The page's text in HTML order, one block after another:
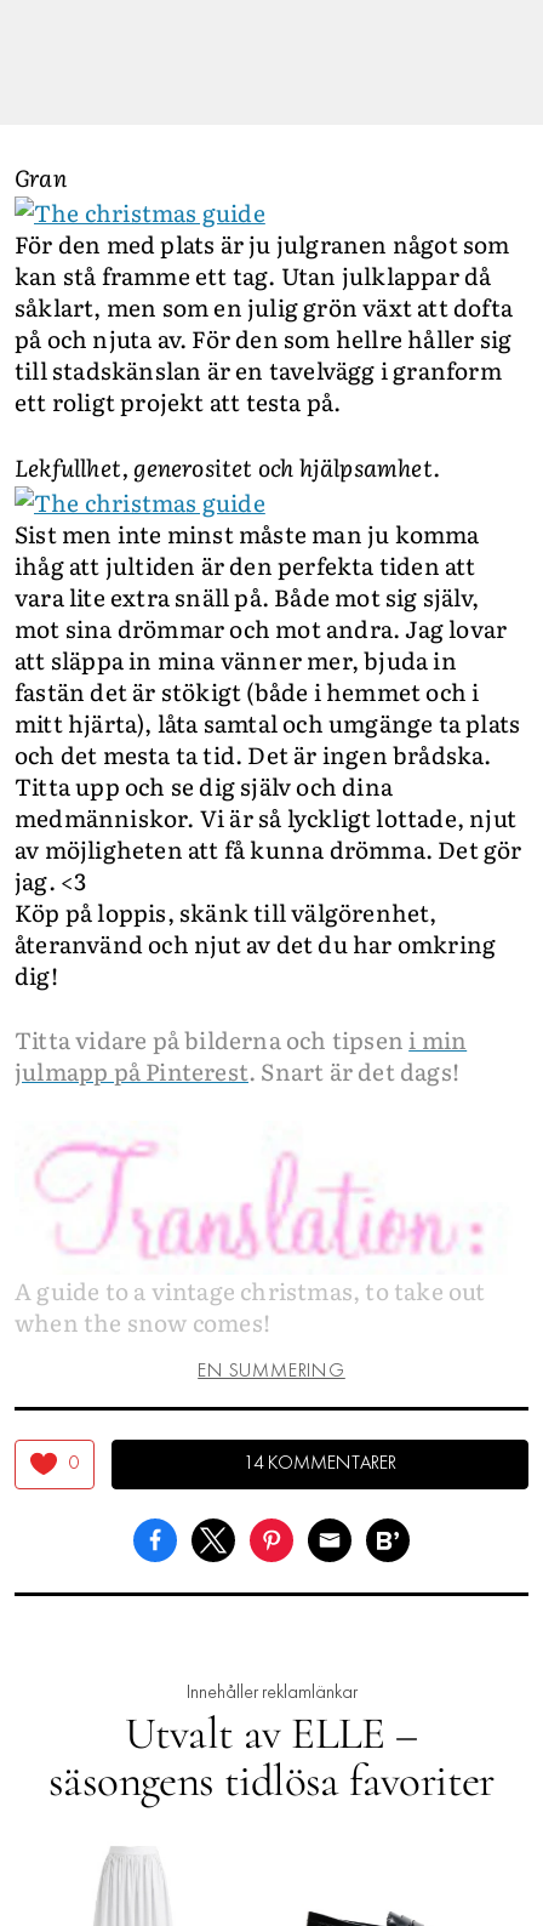
Gran
För den med plats är ju julgranen något som
kan stå framme ett tag. Utan julklappar då
såklart, men som en julig grön växt att dofta
på och njuta av. För den som hellre håller sig
till stadskänslan är en tavelvägg i granform
ett roligt projekt att testa på.
Lekfullhet, generositet och hjälpsamhet.
Sist men inte minst måste man ju komma
ihåg att jultiden är den perfekta tiden att
vara lite extra snäll på. Både mot sig själv,
mot sina drömmar och mot andra. Jag lovar
att släppa in mina vänner mer, bjuda in
fastän det är stökigt (både i hemmet och i
mitt hjärta), låta samtal och umgänge ta plats
och det mesta ta tid. Det är ingen brådska.
Titta upp och se dig själv och dina
medmänniskor. Vi är så lyckligt lottade, njut
av möjligheten att få kunna drömma. Det gör
jag. <3
Köp på loppis, skänk till välgörenhet,
återanvänd och njut av det du har omkring
dig!
Titta vidare på bilderna och tipseni min
julmapp på Pinterest. Snart är det dags!
A guide to a vintage christmas, to take out
when the snow comes!
EN SUMMERING
0 14 KOMMENTARER
Innehåller reklamlänkar
Utvalt av ELLE –
säsongens tidlösa favoriter